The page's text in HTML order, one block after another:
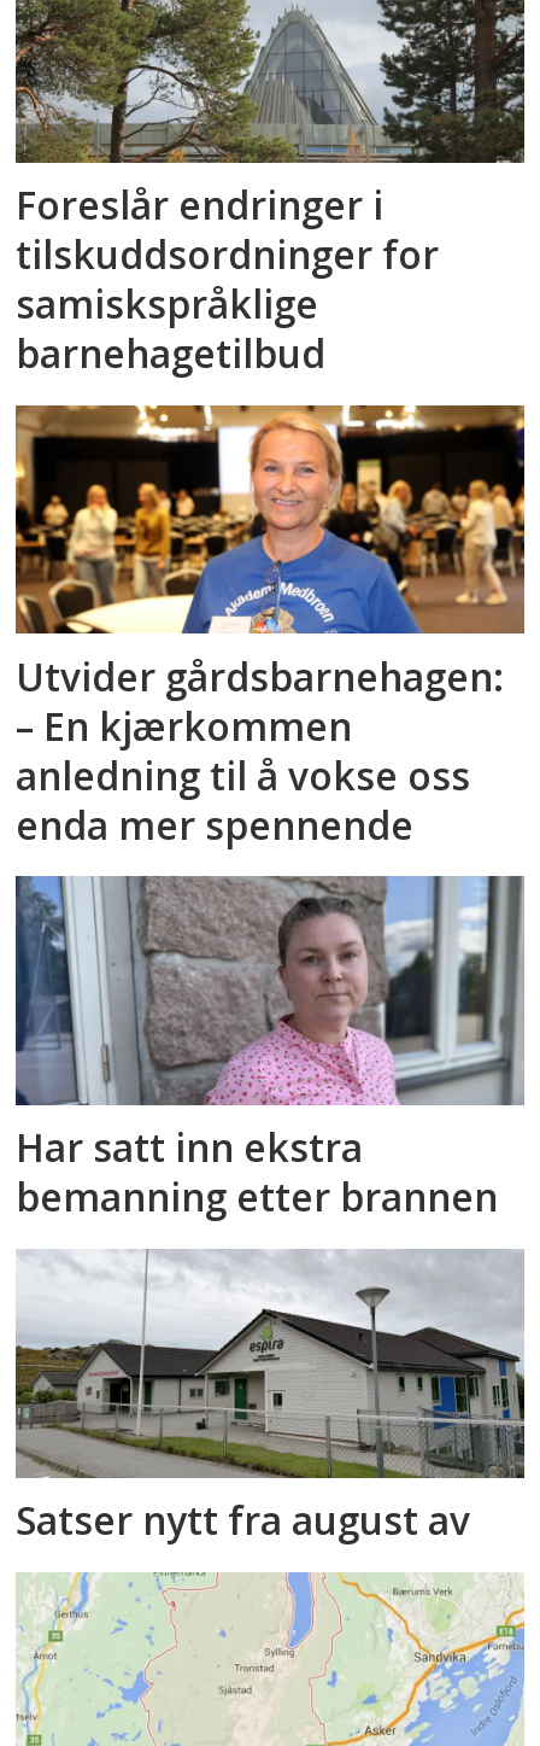
Foreslår endringer i
tilskuddsordninger for
samiskspråklige
barnehagetilbud
Utvider gårdsbarnehagen:
– En kjærkommen
anledning til å vokse oss
enda mer spennende
Har satt inn ekstra
bemanning etter brannen
Satser nytt fra august av